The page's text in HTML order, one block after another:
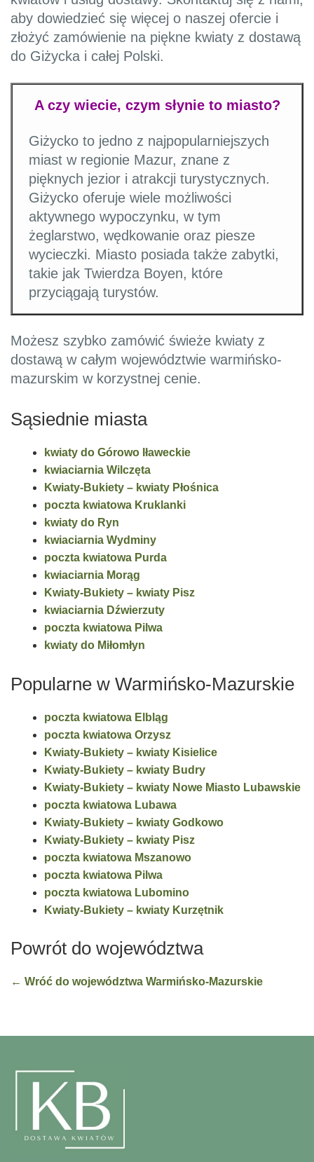
aby dowiedzieć się więcej o naszej ofercie i
złożyć zamówienie na piękne kwiaty z dostawą
do Giżycka i całej Polski.
A czy wiecie, czym słynie to miasto?
Giżycko to jedno z najpopularniejszych
miast w regionie Mazur, znane z
pięknych jezior i atrakcji turystycznych.
Giżycko oferuje wiele możliwości
aktywnego wypoczynku, w tym
żeglarstwo, wędkowanie oraz piesze
wycieczki. Miasto posiada także zabytki,
takie jak Twierdza Boyen, które
przyciągają turystów.
Możesz szybko zamówić świeże kwiaty z
dostawą w całym województwie warmińsko-
mazurskim w korzystnej cenie.
Sąsiednie miasta
kwiaty do Górowo Iławeckie
kwiaciarnia Wilczęta
Kwiaty-Bukiety – kwiaty Płośnica
poczta kwiatowa Kruklanki
kwiaty do Ryn
kwiaciarnia Wydminy
poczta kwiatowa Purda
kwiaciarnia Morąg
Kwiaty-Bukiety – kwiaty Pisz
kwiaciarnia Dźwierzuty
poczta kwiatowa Pilwa
kwiaty do Miłomłyn
Popularne w Warmińsko-Mazurskie
poczta kwiatowa Elbląg
poczta kwiatowa Orzysz
Kwiaty-Bukiety – kwiaty Kisielice
Kwiaty-Bukiety – kwiaty Budry
Kwiaty-Bukiety – kwiaty Nowe Miasto Lubawskie
poczta kwiatowa Lubawa
Kwiaty-Bukiety – kwiaty Godkowo
Kwiaty-Bukiety – kwiaty Pisz
poczta kwiatowa Mszanowo
poczta kwiatowa Pilwa
poczta kwiatowa Lubomino
Kwiaty-Bukiety – kwiaty Kurzętnik
Powrót do województwa
← Wróć do województwa Warmińsko-Mazurskie